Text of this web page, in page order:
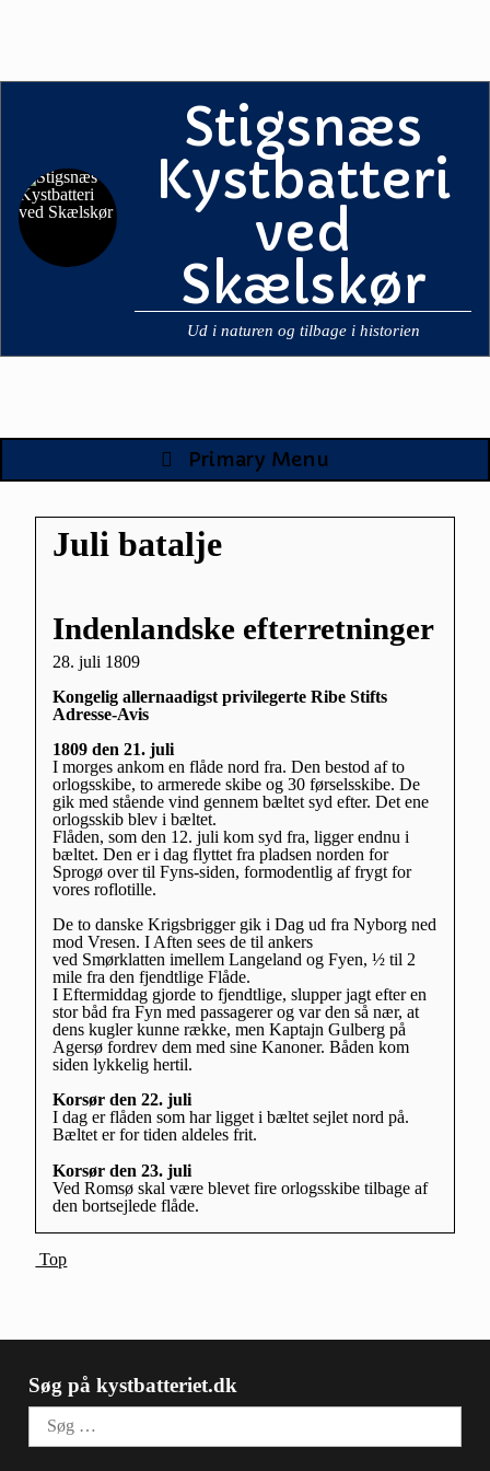
Stigsnæs
Kystbatteri
ved
Skælskør
Ud i naturen og tilbage i historien
Primary Menu
Juli batalje
Indenlandske efterretninger
28. juli 1809
Kongelig allernaadigst privilegerte Ribe Stifts
Adresse-Avis
1809 den 21. juli
I morges ankom en flåde nord fra. Den bestod af to
orlogsskibe, to armerede skibe og 30 førselsskibe. De
gik med stående vind gennem bæltet syd efter. Det ene
orlogsskib blev i bæltet.
Flåden, som den 12. juli kom syd fra, ligger endnu i
bæltet. Den er i dag flyttet fra pladsen norden for
Sprogø over til Fyns-siden, formodentlig af frygt for
vores roflotille.
De to danske Krigsbrigger gik i Dag ud fra Nyborg ned
mod Vresen. I Aften sees de til ankers
ved Smørklatten imellem Langeland og Fyen, ½ til 2
mile fra den fjendtlige Flåde.
I Eftermiddag gjorde to fjendtlige, slupper jagt efter en
stor båd fra Fyn med passagerer og var den så nær, at
dens kugler kunne række, men Kaptajn Gulberg på
Agersø fordrev dem med sine Kanoner. Båden kom
siden lykkelig hertil.
Korsør den 22. juli
I dag er flåden som har ligget i bæltet sejlet nord på.
Bæltet er for tiden aldeles frit.
Korsør den 23. juli
Ved Romsø skal være blevet fire orlogsskibe tilbage af
den bortsejlede flåde.
Top
Søg på kystbatteriet.dk
Søg
efter: